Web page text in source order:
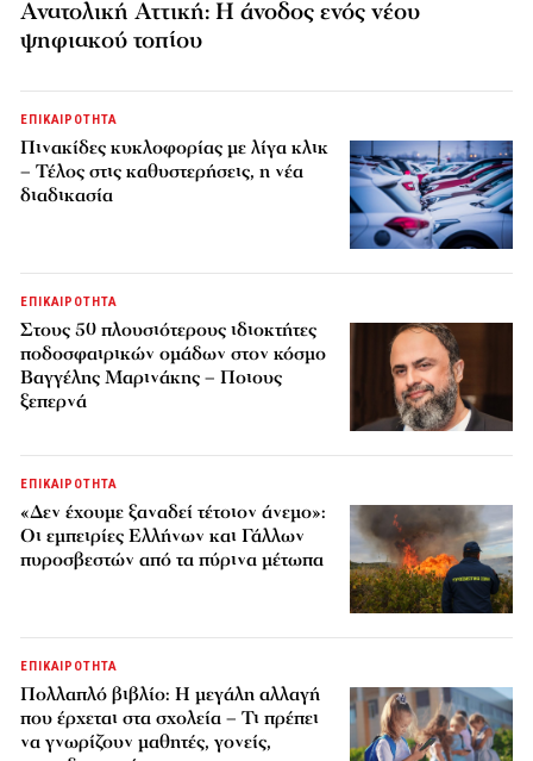
Ανατολική Αττική: Η άνοδος ενός νέου
ψηφιακού τοπίου
ΕΠΙΚΑΙΡΟΤΗΤΑ
Πινακίδες κυκλοφορίας με λίγα κλικ
– Τέλος στις καθυστερήσεις, η νέα
διαδικασία
ΕΠΙΚΑΙΡΟΤΗΤΑ
Στους 50 πλουσιότερους ιδιοκτήτες
ποδοσφαιρικών ομάδων στον κόσμο
Βαγγέλης Μαρινάκης – Ποιους
ξεπερνά
ΕΠΙΚΑΙΡΟΤΗΤΑ
«Δεν έχουμε ξαναδεί τέτοιον άνεμο»:
Οι εμπειρίες Ελλήνων και Γάλλων
πυροσβεστών από τα πύρινα μέτωπα
ΕΠΙΚΑΙΡΟΤΗΤΑ
Πολλαπλό βιβλίο: Η μεγάλη αλλαγή
που έρχεται στα σχολεία – Τι πρέπει
να γνωρίζουν μαθητές, γονείς,